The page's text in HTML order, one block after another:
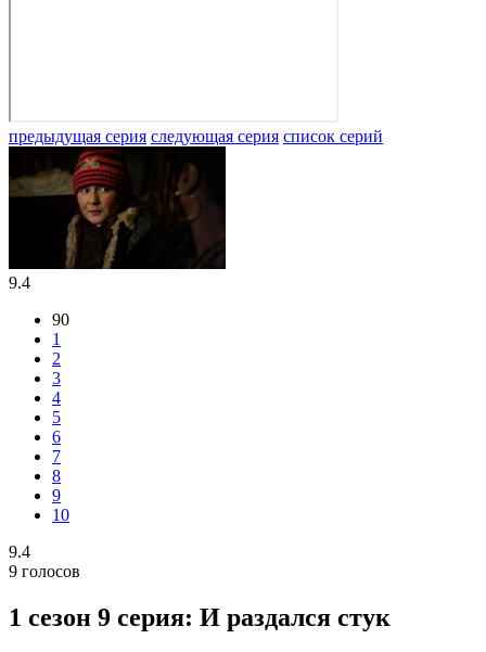
предыдущая серия следующая серия список серий
9.4
90
1
2
3
4
5
6
7
8
9
10
9.4
9 голосов
1 сезон 9 серия: И раздался стук